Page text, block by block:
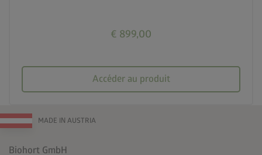
€ 899,00
Accéder au produit
MADE IN AUSTRIA
Biohort GmbH